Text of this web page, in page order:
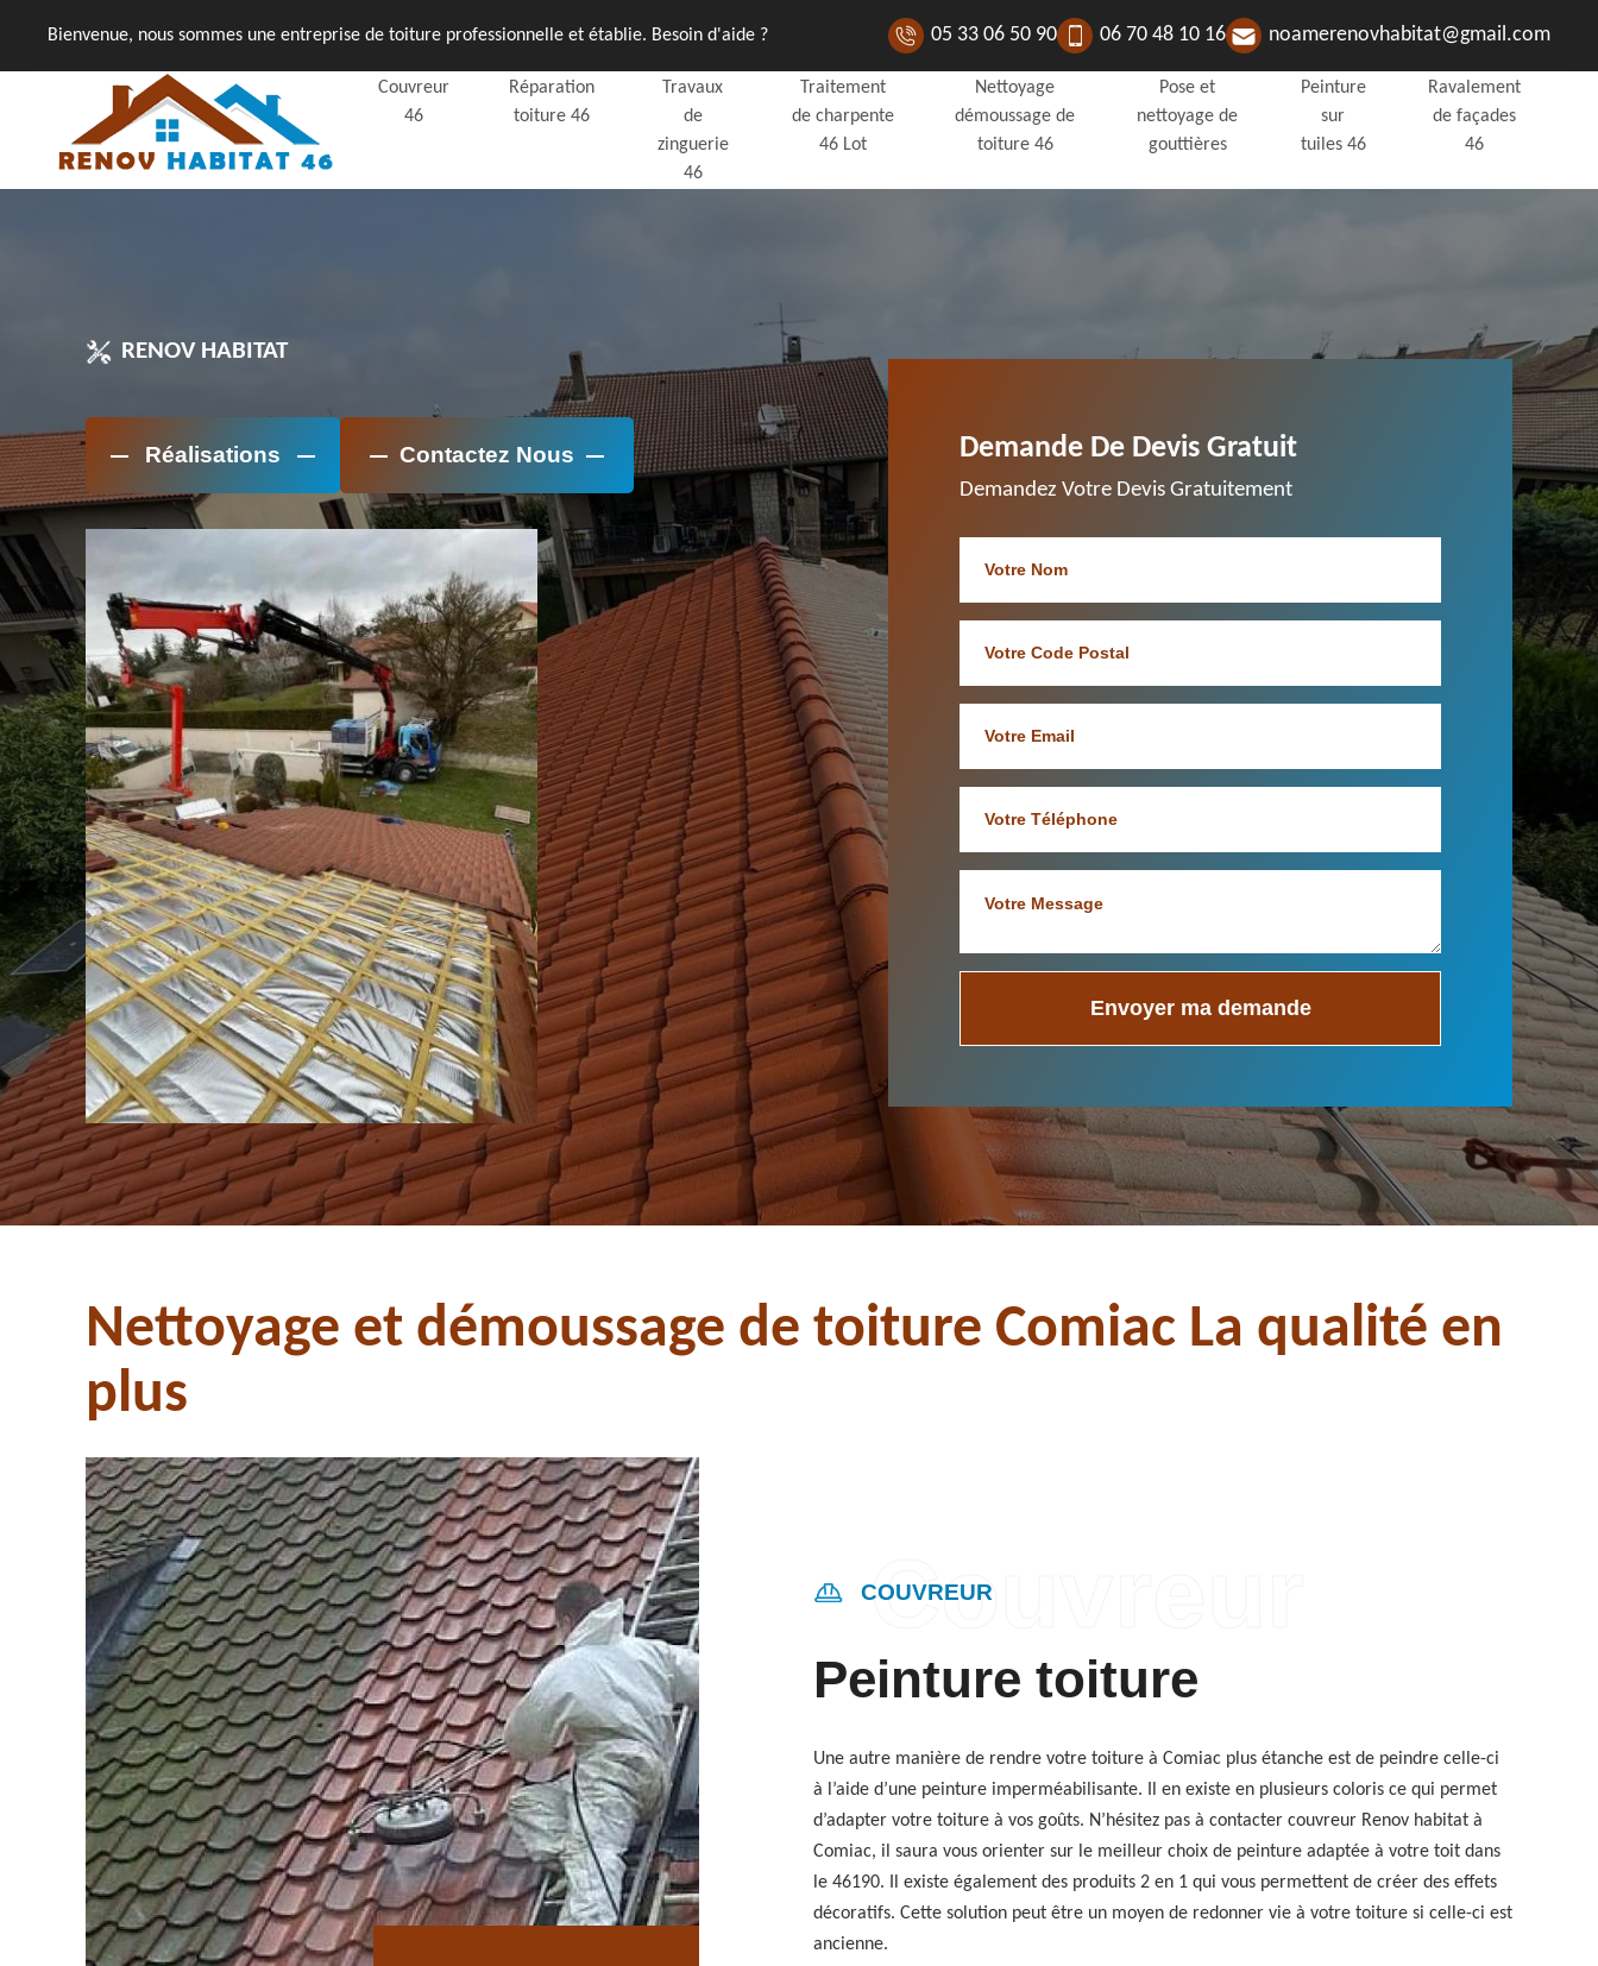
Bienvenue, nous sommes une entreprise de toiture professionnelle et établie. Besoin d'aide ? 05 33 06 50 90 06 70 48 10 16 noamerenovhabitat@gmail.com
Couvreur
46
Réparation
toiture 46
Travaux
de
zinguerie
46
Traitement
de charpente
46 Lot
Nettoyage
démoussage de
toiture 46
Pose et
nettoyage de
gouttières
Peinture
sur
tuiles 46
Ravalement
de façades
46
RENOV HABITAT
Réalisations Contactez Nous Demande De Devis Gratuit
Demandez Votre Devis Gratuitement
Nettoyage et démoussage de toiture Comiac La qualité en
plus
COUVREUR
Peinture toiture
Une autre manière de rendre votre toiture à Comiac plus étanche est de peindre celle-ci
à l’aide d’une peinture imperméabilisante. Il en existe en plusieurs coloris ce qui permet
d’adapter votre toiture à vos goûts. N’hésitez pas à contacter couvreur Renov habitat à
Comiac, il saura vous orienter sur le meilleur choix de peinture adaptée à votre toit dans
le 46190. Il existe également des produits 2 en 1 qui vous permettent de créer des effets
décoratifs. Cette solution peut être un moyen de redonner vie à votre toiture si celle-ci est
ancienne.